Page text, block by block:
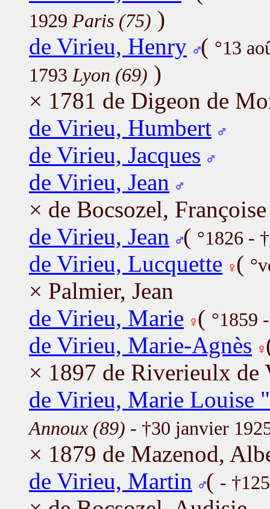
1929 Paris (75) )
de Virieu, Henry ( °13
1793 Lyon (69) )
× 1781 de Digeon de
de Virieu, Humbert
de Virieu, Jacques
de Virieu, Jean
× de Bocsozel, Françoise
de Virieu, Jean
( °1826 -
de Virieu, Lucquette (
× Palmier, Jean
de Virieu, Marie ( °1859
de Virieu, Marie-Agnès
× 1897 de Riverieulx de
de Virieu, Marie Louise
Annoux (89) - †30 janvier
× 1879 de Mazenod,
de Virieu, Martin
( -